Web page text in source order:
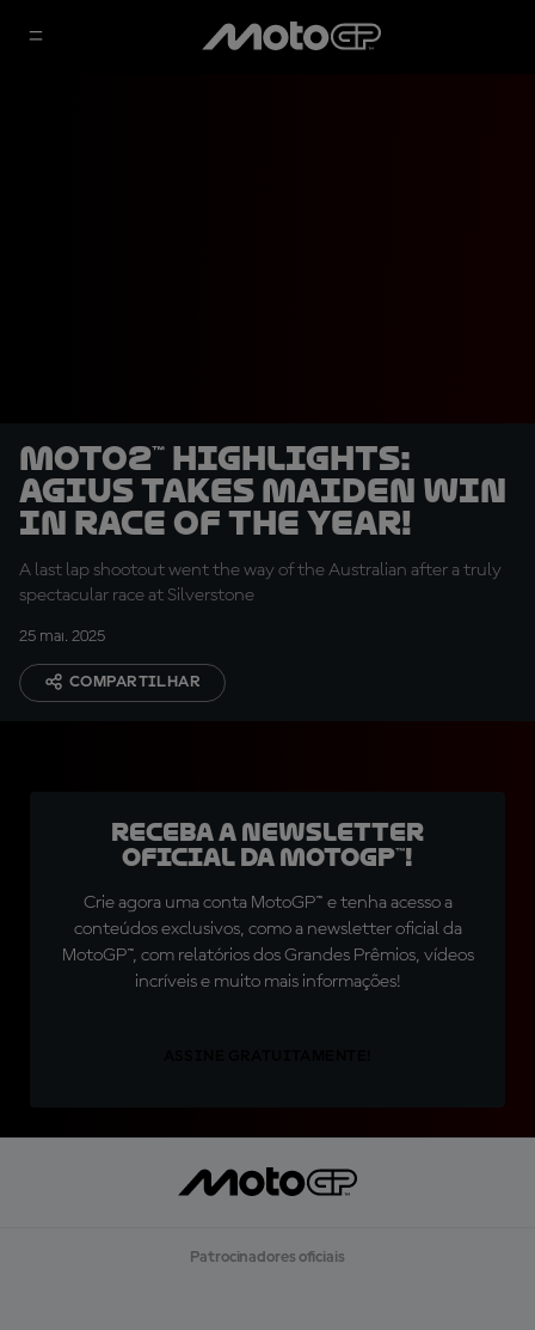
Moto2™ highlights:
Agius takes maiden win
in race of the year!
A last lap shootout went the way of the Australian after a truly
spectacular race at Silverstone
25 mai. 2025
COMPARTILHAR
Receba a newsletter
oficial da MotoGP™!
Crie agora uma conta MotoGP™ e tenha acesso a
conteúdos exclusivos, como a newsletter oficial da
MotoGP™, com relatórios dos Grandes Prêmios, vídeos
incríveis e muito mais informações!
Patrocinadores oficiais